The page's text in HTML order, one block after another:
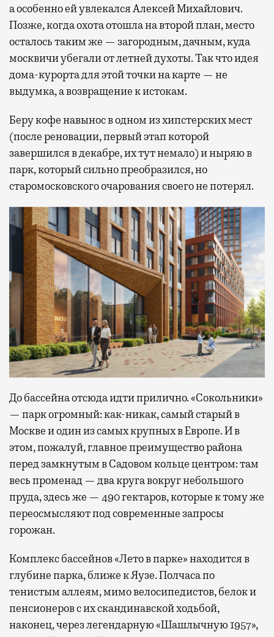
а особенно ей увлекался Алексей Михайлович.
Позже, когда охота отошла на второй план, место
осталось таким же — загородным, дачным, куда
москвичи убегали от летней духоты. Так что идея
дома-курорта для этой точки на карте — не
выдумка, а возвращение к истокам.
Беру кофе навынос в одном из хипстерских мест
(после реновации, первый этап которой
завершился в декабре, их тут немало) и ныряю в
парк, который сильно преобразился, но
старомосковского очарования своего не потерял.
До бассейна отсюда идти прилично. «Сокольники»
— парк огромный: как-никак, самый старый в
Москве и один из самых крупных в Европе. И в
этом, пожалуй, главное преимущество района
перед замкнутым в Садовом кольце центром: там
весь променад — два круга вокруг небольшого
пруда, здесь же — 490 гектаров, которые к тому же
переосмысляют под современные запросы
горожан.
Комплекс бассейнов «Лето в парке» находится в
глубине парка, ближе к Яузе. Полчаса по
тенистым аллеям, мимо велосипедистов, белок и
пенсионеров с их скандинавской ходьбой,
наконец, через легендарную «Шашлычную 1957»,